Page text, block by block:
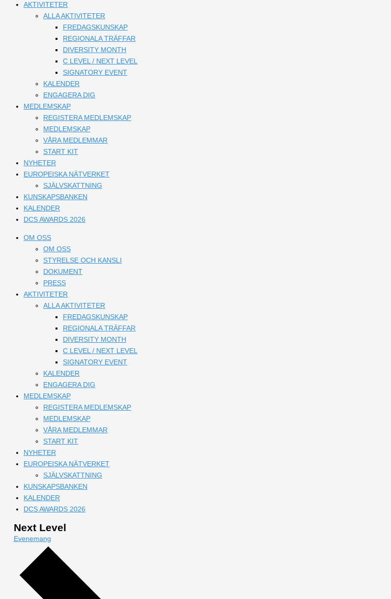
AKTIVITETER
ALLA AKTIVITETER
FREDAGSKUNSKAP
REGIONALA TRÄFFAR
DIVERSITY MONTH
C LEVEL / NEXT LEVEL
SIGNATORY EVENT
KALENDER
ENGAGERA DIG
MEDLEMSKAP
REGISTERA MEDLEMSKAP
MEDLEMSKAP
VÅRA MEDLEMMAR
START KIT
NYHETER
EUROPEISKA NÄTVERKET
SJÄLVSKATTNING
KUNSKAPSBANKEN
KALENDER
DCS AWARDS 2026
OM OSS
OM OSS
STYRELSE OCH KANSLI
DOKUMENT
PRESS
AKTIVITETER
ALLA AKTIVITETER
FREDAGSKUNSKAP
REGIONALA TRÄFFAR
DIVERSITY MONTH
C LEVEL / NEXT LEVEL
SIGNATORY EVENT
KALENDER
ENGAGERA DIG
MEDLEMSKAP
REGISTERA MEDLEMSKAP
MEDLEMSKAP
VÅRA MEDLEMMAR
START KIT
NYHETER
EUROPEISKA NÄTVERKET
SJÄLVSKATTNING
KUNSKAPSBANKEN
KALENDER
DCS AWARDS 2026
Next Level
Evenemang